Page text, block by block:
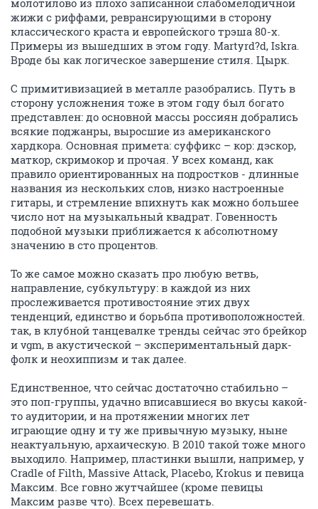
молотилово из плохо записанной слабомелодичной
жижи с риффами, реврансирующими в сторону
классического краста и европейского трэша 80-х.
Примеры из вышедших в этом году. Martyrd?d, Iskra.
Вроде бы как логическое завершение стиля. Цырк.
С примитивизацией в металле разобрались. Путь в
сторону усложнения тоже в этом году был богато
представлен: до основной массы россиян добрались
всякие поджанры, выросшие из американского
хардкора. Основная примета: суффикс – кор: дэскор,
маткор, скримокор и прочая. У всех команд, как
правило ориентированных на подростков - длинные
названия из нескольких слов, низко настроенные
гитары, и стремление впихнуть как можно большее
число нот на музыкальный квадрат. Говенность
подобной музыки приближается к абсолютному
значению в сто процентов.
То же самое можно сказать про любую ветвь,
направление, субкультуру: в каждой из них
прослеживается противостояние этих двух
тенденций, единство и борьбпа противоположностей.
так, в клубной танцевалке тренды сейчас это брейкор
и vgm, в акустической – экспериментальный дарк-
фолк и неохиппизм и так далее.
Единственное, что сейчас достаточно стабильно –
это поп-группы, удачно вписавшиеся во вкусы какой-
то аудитории, и на протяжении многих лет
играющие одну и ту же привычную музыку, ныне
неактуальную, архаическую. В 2010 такой тоже много
выходило. Например, пластинки вышли, например, у
Cradle of Filth, Massive Attack, Placebo, Krokus и певица
Максим. Все говно жутчайшее (кроме певицы
Максим разве что). Всех перевешать.